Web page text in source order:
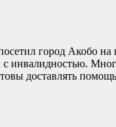
город Акобо на
инвалидностью.
доставлять помощь